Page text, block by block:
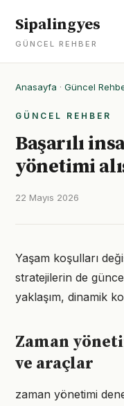
Sipalingyes
GÜNCEL REHBER
Anasayfa · Güncel
GÜNCEL REHBER
Başarılı
yönetimi
22 Mayıs 2026
Yaşam koşulları
stratejilerin de
yaklaşım, dinamik
Zaman
ve araçlar
zaman yönetimi